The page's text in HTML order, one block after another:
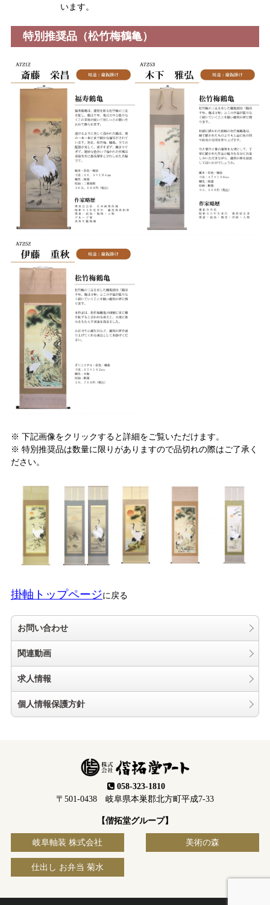
います。
特別推奨品（松竹梅鶴亀）
※ 下記画像をクリックすると詳細をご覧いただけます。
※ 特別推奨品は数量に限りがありますので品切れの際はご了承く
ださい。
掛軸トップページに戻る
お問い合わせ
関連動画
求人情報
個人情報保護方針
058-323-1810
〒501-0438 岐阜県本巣郡北方町平成7-33
【偕拓堂グループ】
岐阜軸装 株式会社 美術の森
仕出し お弁当 菊水